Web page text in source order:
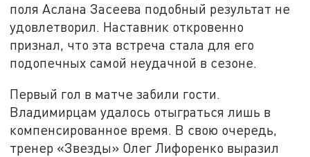
поля Аслана Засеева подобный результат не
удовлетворил. Наставник откровенно
признал, что эта встреча стала для его
подопечных самой неудачной в сезоне.
Первый гол в матче забили гости.
Владимирцам удалось отыграться лишь в
компенсированное время. В свою очередь,
тренер «Звезды» Олег Лифоренко выразил